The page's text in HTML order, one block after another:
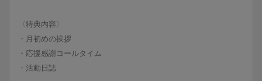
〈特典内容〉
・月初めの挨拶
・応援感謝コールタイム
・活動日誌